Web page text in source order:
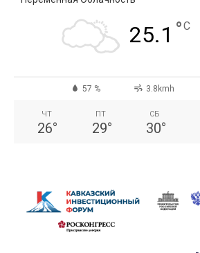
25.1 °C
57 % 3.8kmh
ЧТ
26°
ПТ
29°
СБ
30°